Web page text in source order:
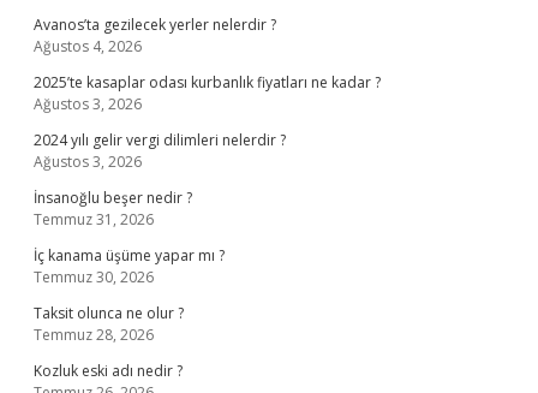
Avanos’ta gezilecek yerler nelerdir ?
Ağustos 4, 2026
2025’te kasaplar odası kurbanlık fiyatları ne kadar ?
Ağustos 3, 2026
2024 yılı gelir vergi dilimleri nelerdir ?
Ağustos 3, 2026
İnsanoğlu beşer nedir ?
Temmuz 31, 2026
İç kanama üşüme yapar mı ?
Temmuz 30, 2026
Taksit olunca ne olur ?
Temmuz 28, 2026
Kozluk eski adı nedir ?